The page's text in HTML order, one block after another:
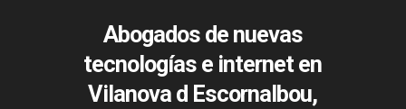
Abogados de nuevas
tecnologías e internet en
Vilanova d Escornalbou,